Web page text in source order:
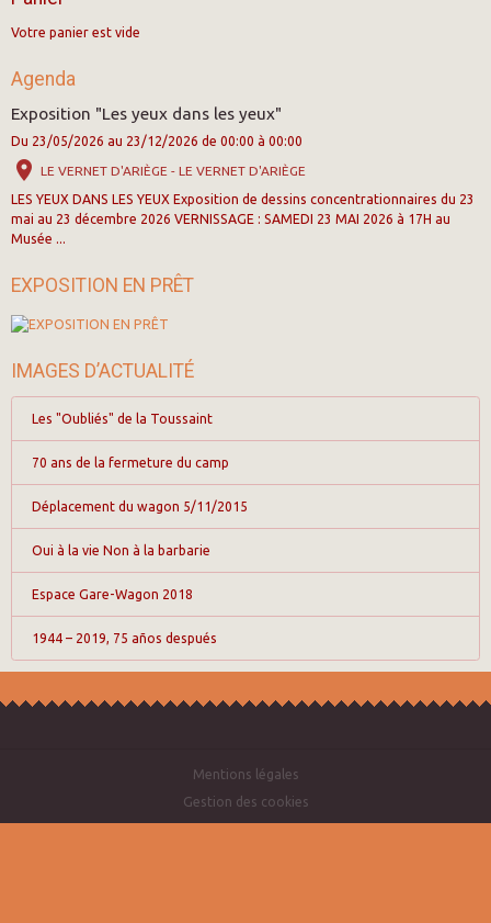
Votre panier est vide
Agenda
Exposition "Les yeux dans les yeux"
Du 23/05/2026 au 23/12/2026 de 00:00 à 00:00
LE VERNET D'ARIÈGE - LE VERNET D'ARIÈGE
LES YEUX DANS LES YEUX Exposition de dessins concentrationnaires du 23
mai au 23 décembre 2026 VERNISSAGE : SAMEDI 23 MAI 2026 à 17H au
Musée ...
EXPOSITION EN PRÊT
IMAGES D’ACTUALITÉ
Les "Oubliés" de la Toussaint
70 ans de la fermeture du camp
Déplacement du wagon 5/11/2015
Oui à la vie Non à la barbarie
Espace Gare-Wagon 2018
1944 – 2019, 75 años después
Mentions légales
Gestion des cookies